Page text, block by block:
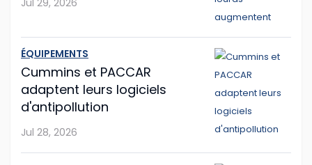
Hyundai Translead poursuit l'expansion de
ses camions à hydrogène
Même si le démarrage semble un peu laborieux,
l'entreprise sud-coréenne Hyundai Translead poursuit
son expansion.
Jul 29, 2026
ÉQUIPEMENTS
Cummins et PACCAR
adaptent leurs logiciels
d'antipollution
Jul 28, 2026